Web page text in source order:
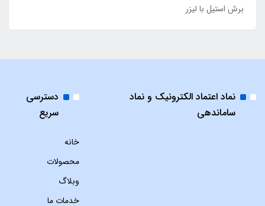
برش استیل با لیزر
نماد اعتماد الکترونیک و نماد
ساماندهی
دسترسی
سریع
خانه
محصولات
وبلاگ
خدمات ما